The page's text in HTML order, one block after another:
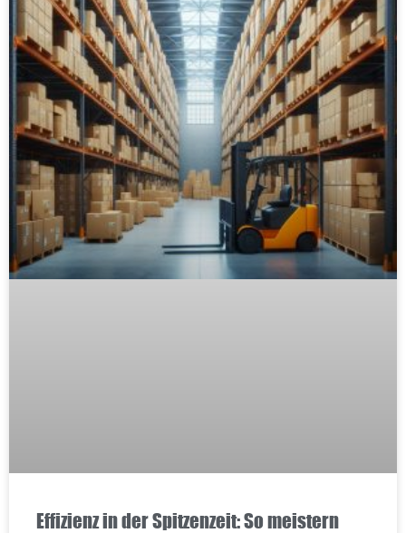
Effizienz in der Spitzenzeit: So meistern